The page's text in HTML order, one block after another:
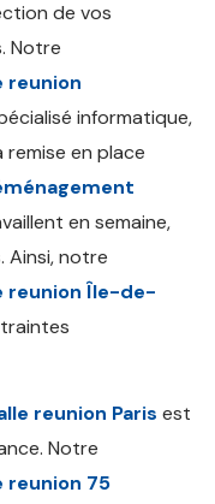
de vos
Notre
reunion
informatique,
en place
en semaine,
Ainsi, notre
reunion Île-de-
reunion Paris est
Notre
75